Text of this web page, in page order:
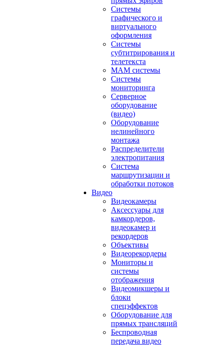
Системы
графического и
виртуального
оформления
Системы
субтитрирования и
телетекста
MAM системы
Системы
мониторинга
Серверное
оборудование
(видео)
Оборудование
нелинейного
монтажа
Распределители
электропитания
Система
маршрутизации и
обработки потоков
Видео
Видеокамеры
Аксессуары для
камкордеров,
видеокамер и
рекордеров
Объективы
Видеорекордеры
Мониторы и
системы
отображения
Видеомикшеры и
блоки
спецэффектов
Оборудование для
прямых трансляций
Беспроводная
передача видео